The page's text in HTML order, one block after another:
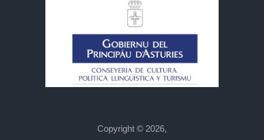
Copyright © 2026,